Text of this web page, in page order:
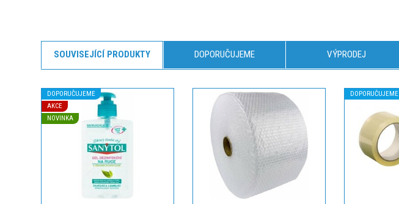
SOUVISEJÍCÍ PRODUKTY DOPORUČUJEME VÝPRODEJ
DOPORUČUJEME
AKCE
NOVINKA
DOPORUČUJEME